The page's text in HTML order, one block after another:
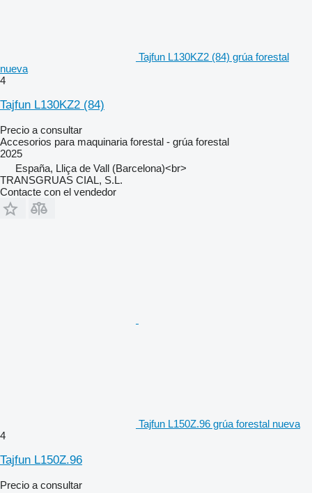
Tajfun L130KZ2 (84) grúa forestal
nueva
4
Tajfun L130KZ2 (84)
Precio a consultar
Accesorios para maquinaria forestal - grúa forestal
2025
España, Lliça de Vall (Barcelona)<br>
TRANSGRUAS CIAL, S.L.
Contacte con el vendedor
Tajfun L150Z.96 grúa forestal nueva
4
Tajfun L150Z.96
Precio a consultar